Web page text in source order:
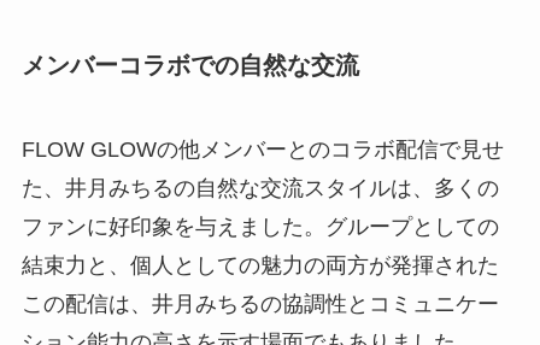
メンバーコラボでの自然な交流
FLOW GLOWの他メンバーとのコラボ配信で見せ
た、井月みちるの自然な交流スタイルは、多くの
ファンに好印象を与えました。グループとしての
結束力と、個人としての魅力の両方が発揮された
この配信は、井月みちるの協調性とコミュニケー